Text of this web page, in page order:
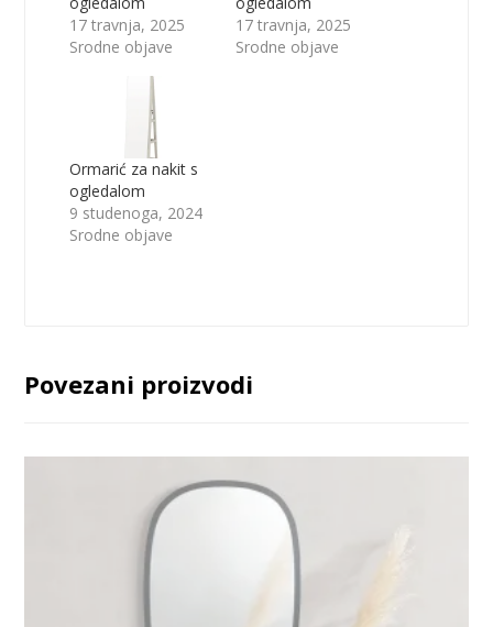
17 travnja, 2025
Srodne objave
17 travnja, 2025
Srodne objave
Ormarić za nakit s
ogledalom
9 studenoga, 2024
Srodne objave
Povezani proizvodi